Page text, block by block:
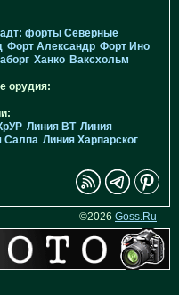
форты Северные
Форт Александр Форт Ино
Ханко Ваксхольм
орудия:
Линия ВТ Линия
Салпа Линия Харпарског
©2026 Goss.Ru